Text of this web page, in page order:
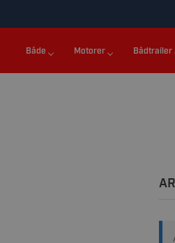
Både Motorer Bådtrailer